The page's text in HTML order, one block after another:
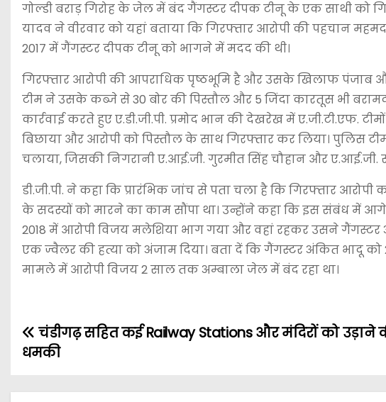
गोल्डी बराड़ गिरोह के जेल में बंद गैंगस्टर दीपक टीनू के एक साथी को
यादव ने वीरवार को यहां बताया कि गिरफ्तार आरोपी की पहचान
2017 में गैंगस्टर दीपक टीनू को भागने में मदद की थी।
गिरफ्तार आरोपी की आपराधिक पृष्ठभूमि है और उसके खिलाफ पंजाब
टीम ने उसके कब्जे से 30 बोर की पिस्तौल और 5 जिंदा कारतूस भी
कार्रवाई करते हुए ए.डी.जी.पी. प्रमोद भान की देखरेख में ए.जी.टी.एफ.
बिछाया और आरोपी को पिस्तौल के साथ गिरफ्तार कर लिया। पुलिस
चलाया, जिसकी निगरानी ए.आई.जी. गुरमीत सिंह चौहान और ए.आई.जी.
डी.जी.पी. ने कहा कि प्रारंभिक जांच से पता चला है कि गिरफ्तार
के सदस्यों को मारने का काम सौंपा था। उन्होंने कहा कि इस संबंध में आगे
2018 में आरोपी विजय मलेशिया भाग गया और वहां रहकर उसने
एक ज्वैलर की हत्या को अंजाम दिया। बता दें कि गैंगस्टर अंकित भादू
मामले में आरोपी विजय 2 साल तक अम्बाला जेल में बंद रहा था।
चंडीगढ़ सहित कई Railway Stations और मंदिरों को उड़ाने
धमकी